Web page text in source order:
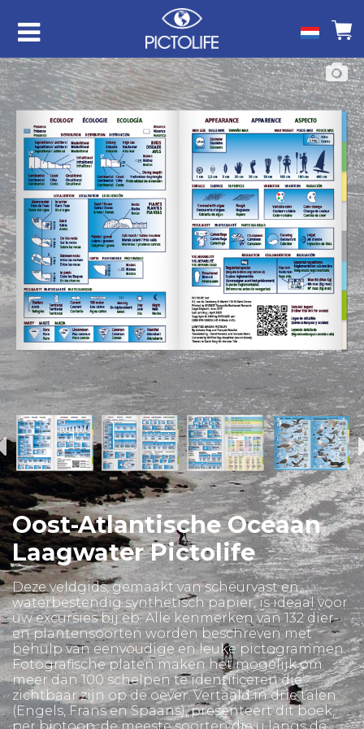
Oost-Atlantische Oceaan
Laagwater Pictolife
Deze veldgids, gemaakt van scheurvast en
waterbestendig synthetisch papier, is ideaal voor
uw excursies bij eb. Alle kenmerken van 132 dier-
en plantensoorten worden beschreven met
behulp van eenvoudige en leuke pictogrammen.
Fotografische platen maken het mogelijk om
meer dan 100 schelpen te identificeren die
zichtbaar zijn op de oever. Vertaald in drie talen
(Engels, Frans en Spaans), presenteert dit boek,